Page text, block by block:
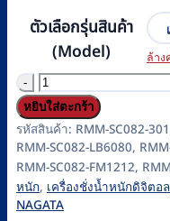
ตัวเลือกรุ่นสินค้า
(Model)
ล้าง
จำนวน
เครื่อง
ชั่ง
น้ำ
หนัก
ดิจิตอล
หยิบใส่ตะกร้า
รหัสสินค้า: RMM-SC082-
RMM-SC082-LB6080,
RMM-SC082-FM1212,
หนัก, เครื่องชั่งน้ำหนักดิจิตอล
NAGATA